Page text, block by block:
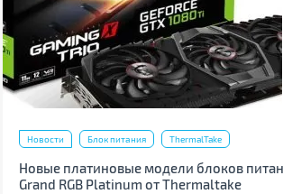
Новости Блок питания ThermalTake
Новые платиновые модели блоков
Grand RGB Platinum от Thermaltake